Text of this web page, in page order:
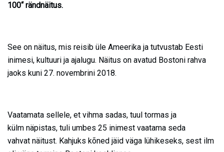
100“ rändnäitus.
See on näitus, mis reisib üle Ameerika ja tutvustab Eesti
inimesi, kultuuri ja ajalugu. Näitus on avatud Bostoni rahva
jaoks kuni 27. novembrini 2018.
Vaatamata sellele, et vihma sadas, tuul tormas ja
külm näpistas, tuli umbes 25 inimest vaatama seda
vahvat näitust. Kahjuks kõned jäid väga lühikeseks, sest ilm